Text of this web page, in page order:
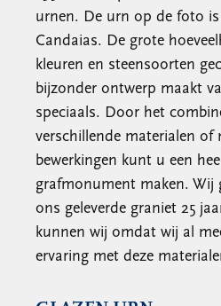
urnen. De urn op de foto
Candaias. De grote
kleuren en steensoorten
bijzonder ontwerp maakt
speciaals. Door het
verschillende materialen of
bewerkingen kunt u een
grafmonument maken. Wij
ons geleverde graniet 25
kunnen wij omdat wij al
ervaring met deze